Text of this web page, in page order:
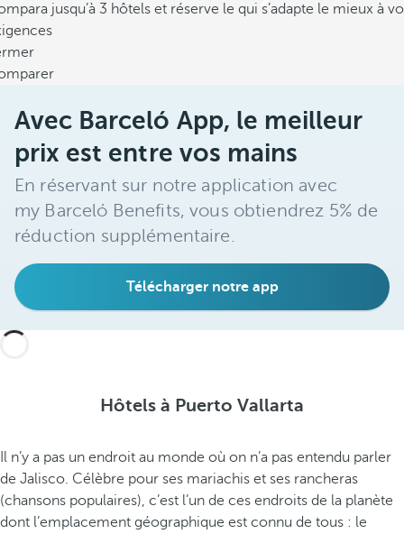
jusqu’à 3 hôtels et réserve le qui s’adapte le mieux à
Avec Barceló App, le meilleur
prix est entre vos mains
En réservant sur notre application avec
my Barceló Benefits, vous obtiendrez 5% de
réduction supplémentaire.
Télécharger notre app
Hôtels à Puerto Vallarta
Il n’y a pas un endroit au monde où on n’a pas entendu parler
de Jalisco. Célèbre pour ses mariachis et ses rancheras
(chansons populaires), c’est l’un de ces endroits de la planète
dont l’emplacement géographique est connu de tous : le